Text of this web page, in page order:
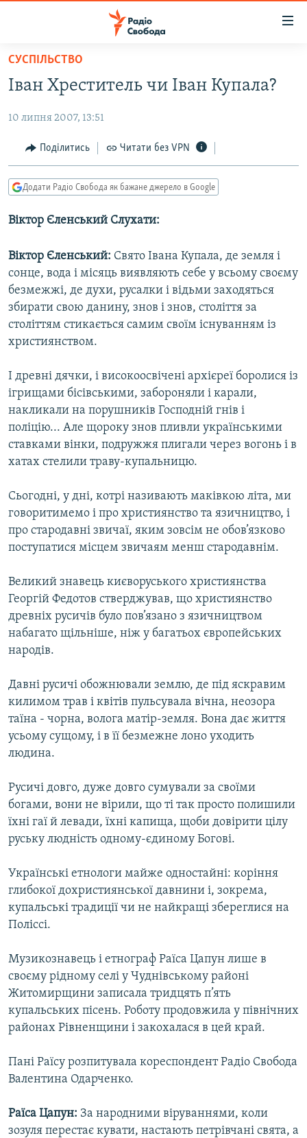
Перейти
основного
Перейти
Перейти
пошуку
ВСЕ ЗА ДОБУ
СТАТТІ
ПОЛІТИКА
СУСПІЛЬСТВО
КУЛЬТУРА
УКРАЇНА
СВІТ
ВІЙНА
ДОНБАС.РЕАЛІЇ
КРИМ.РЕАЛІЇ
СХЕМИ
КИТАЙ.ВИКЛИКИ
МУЛЬТИМЕДІА
ФОТО
СПЕЦПРОЄКТИ
ПОДКАСТИ
КРИМ РЕАЛІЇ
РУС
КТАТ
ДОЛУЧАЙСЯ!
Усі сайти RFE/RL
СУСПІЛЬСТВО
Іван Хреститель чи Іван Купала?
10 липня 2007, 13:51
Поділитись Читати без VPN
Додати Радіо Свобода як бажане джерело в Google
Віктор Єленський Слухати:
Віктор Єленський: Свято Івана Купала, де земля і
сонце, вода і місяць виявляють себе у всьому своєму
безмежжі, де духи, русалки і відьми заходяться
збирати свою данину, знов і знов, століття за
століттям стикається самим своїм існуванням із
християнством.
І древні дячки, і високоосвічені архієреї боролися із
ігрищами бісівськими, забороняли і карали,
накликали на порушників Господній гнів і
поліцію... Але щороку знов пливли українськими
ставками вінки, подружжя плигали через вогонь і в
хатах стелили траву-купальницю.
Сьогодні, у дні, котрі називають маківкою літа, ми
говоритимемо і про християнство та язичництво, і
про стародавні звичаї, яким зовсім не обов’язково
поступатися місцем звичаям менш стародавнім.
Великий знавець києворуського християнства
Георгій Федотов стверджував, що християнство
древніх русичів було пов’язано з язичництвом
набагато щільніше, ніж у багатьох європейських
народів.
Давні русичі обожнювали землю, де під яскравим
килимом трав і квітів пульсувала вічна, неозора
таїна - чорна, волога матір-земля. Вона дає життя
усьому сущому, і в її безмежне лоно уходить
людина.
Русичі довго, дуже довго сумували за своїми
богами, вони не вірили, що ті так просто полишили
їхні гаї й левади, їхні капища, щоби довірити цілу
руську людність одному-єдиному Богові.
Українські етнологи майже одностайні: коріння
глибокої дохристиянської давнини і, зокрема,
купальські традиції чи не найкращі збереглися на
Поліссі.
Музикознавець і етнограф Раїса Цапун лише в
своєму рідному селі у Чуднівському районі
Житомирщини записала тридцять п’ять
купальських пісень. Роботу продовжила у північних
районах Рівненщини і закохалася в цей край.
Пані Раїсу розпитувала кореспондент Радіо Свобода
Валентина Одарченко.
Раїса Цапун: За народними віруваннями, коли
зозуля перестає кувати, настають петрівчані свята, а